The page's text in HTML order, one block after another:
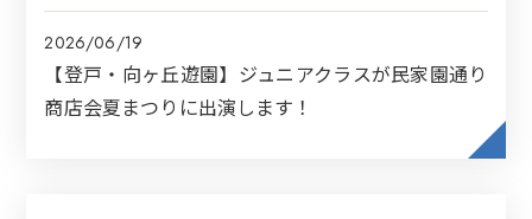
2026/06/19
【登戸・向ヶ丘遊園】ジュニアクラスが民家園通り
商店会夏まつりに出演します！